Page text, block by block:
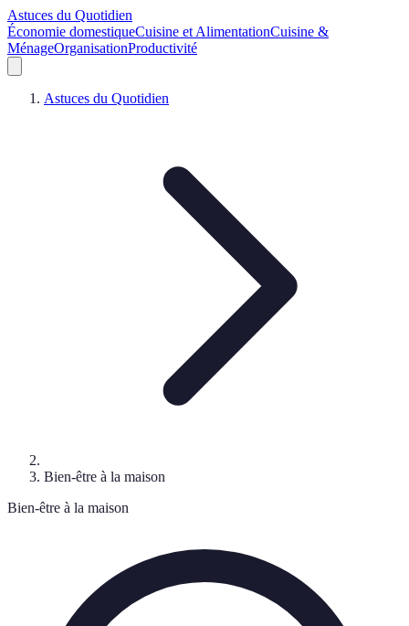
Astuces du Quotidien
Économie domestiqueCuisine et AlimentationCuisine &
MénageOrganisationProductivité
Astuces du Quotidien
Bien-être à la maison
Bien-être à la maison